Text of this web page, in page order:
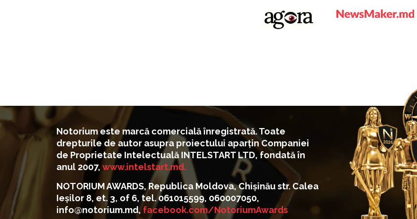
Notorium este marcă comercială înregistrată. Toate
drepturile de autor asupra proiectului aparțin Companiei
de Proprietate Intelectuală INTELSTART LTD, fondată în
anul 2007, www.intelstart.md.
NOTORIUM AWARDS, Republica Moldova, Chișinău str. Calea
Ieșilor 8, et. 3, of 6, tel. 061015599, 060007050,
info@notorium.md, facebook.com/NotoriumAwards